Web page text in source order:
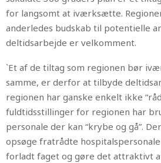
for langsomt at iværksætte.
anderledes budskab til potentielle
deltidsarbejde er velkomment.
`Et af de tiltag som regionen bør
samme, er derfor at tilbyde
regionen har ganske enkelt ikke
fuldtidsstillinger for regionen har
personale der kan “krybe og gå”.
opsøge fratrådte
forladt faget og gøre det attraktivt